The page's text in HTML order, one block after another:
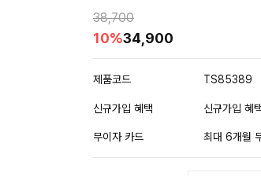
38,700
10%34,900
제품코드 TS85389
신규가입 혜택 신규가입 혜
무이자 카드 최대 6개월